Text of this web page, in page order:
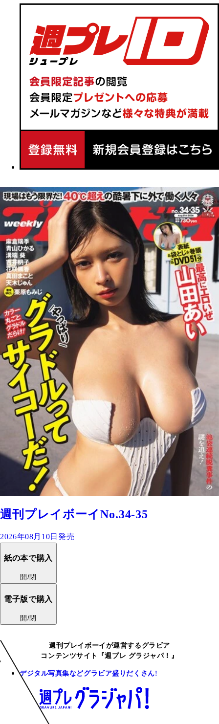
週刊プレイボーイNo.34-35
2026年08月10日発売
紙の本で購入
開/閉
電子版で購入
開/閉
週刊プレイボーイが運営するグラビア
コンテンツサイト『週プレ グラジャパ！』
デジタル写真集などグラビア盛りだくさん!